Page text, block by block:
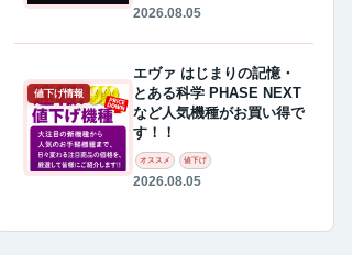
2026.08.05
値下げ情報
エヴァ はじまりの記憶・
とある科学 PHASE NEXT
など人気機種がお買い得で
す！！
オススメ 値下げ
2026.08.05